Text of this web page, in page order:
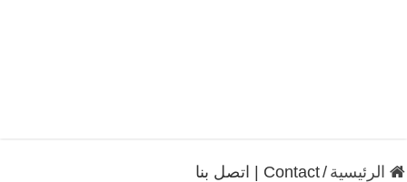
الرئيسية / Contact | اتصل بنا